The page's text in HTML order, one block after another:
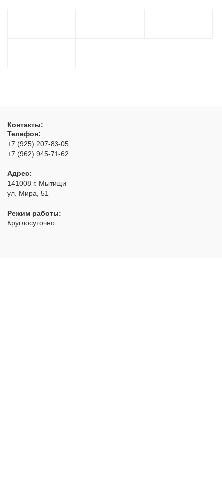
Контакты:
Телефон:
+7 (925) 207-83-05
+7 (962) 945-71-62
Адрес:
141008 г. Мытищи
ул. Мира, 51
Режим работы:
Круглосуточно